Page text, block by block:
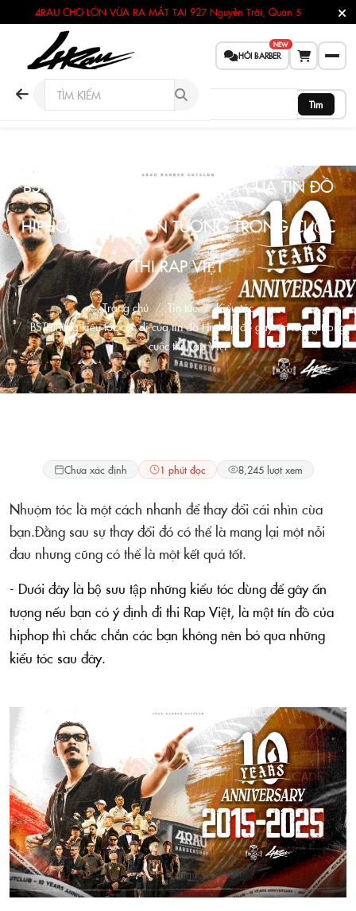
4RAU CHỢ LỚN VỪA RA MẮT TẠI 927 Nguyễn Trãi, Quận 5
HỎI BARBER
NEW
Tìm
BST NHỮNG KIỂU TÓC CỰC DI CỦA TÍN ĐỒ
HIPHOP ĐỂ GÂY ẤN TƯỢNG TRONG CUỘC
THI RAP VIỆT
Trang chủ Tin tức
Kiểu tóc
BST những kiểu tóc cực di của tín đồ Hiphop để gây ấn tượng trong
cuộc thi Rap Việt
Chưa xác định
1 phút đọc 8,245 lượt xem
Nhuộm tóc là một cách nhanh để thay đổi cái nhìn cùa
bạn.Đằng sau sự thay đổi đó có thể là mang lại một nỗi
đau nhưng cũng có thể là một kết quả tốt.
- Dưới đây là bộ sưu tập những kiểu tóc dùng để gây ấn
tượng nếu bạn có ý định đi thi Rap Việt, là một tín đồ của
hiphop thì chắc chắn các bạn không nên bỏ qua những
kiểu tóc sau đây.